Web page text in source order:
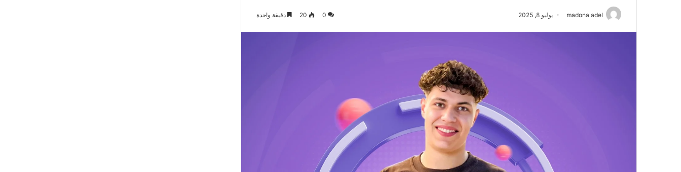
madona adel يوليو 8, 2025 0
20 دقيقة واحدة